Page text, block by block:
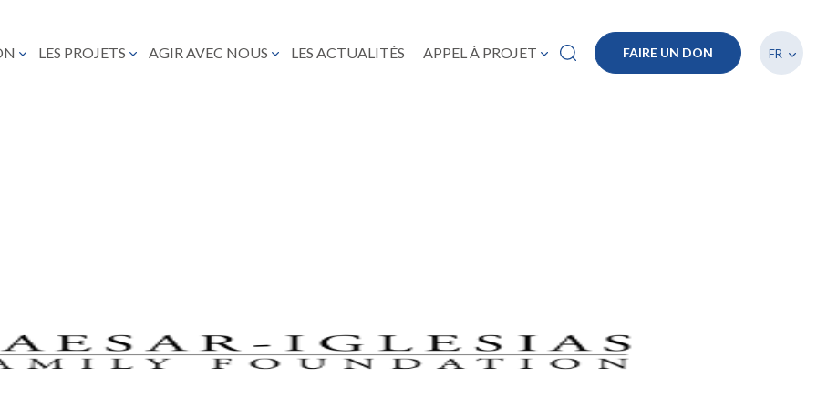
LES PROJETS AGIR AVEC NOUS LES ACTUALITÉS APPEL À PROJET FAIRE UN DON FR
Lister